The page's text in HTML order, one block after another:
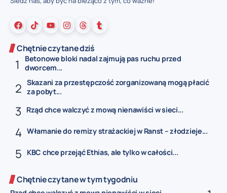
Chętnie czytane dziś
Betonowe bloki nadal zajmują pas ruchu przed
dworcem...
Skazani za przestępczość zorganizowaną mogą płacić
za pobyt...
Rząd chce walczyć z mową nienawiści w sieci...
Włamanie do remizy strażackiej w Ranst – złodzieje...
KBC chce przejąć Ethias, ale tylko w całości...
Chętnie czytane w tym tygodniu